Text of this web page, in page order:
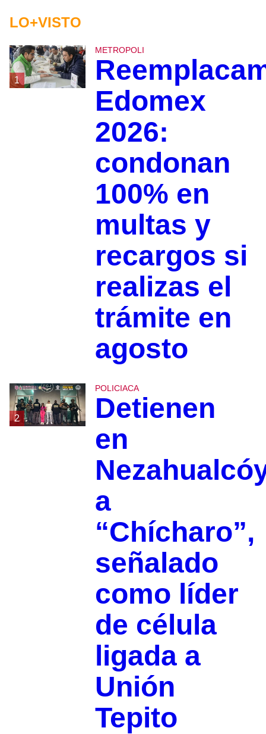
LO+VISTO
1
METROPOLI
Edomex
2026:
condonan
100% en
multas y
recargos si
realizas el
trámite en
agosto
2
POLICIACA
Detienen
en
a
“Chícharo”,
señalado
como líder
de célula
ligada a
Unión
Tepito